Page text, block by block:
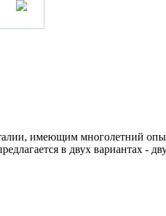
имеющим многолетний
в двух вариантах -